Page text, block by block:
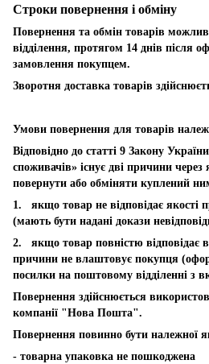
Строки повернення і обміну
Повернення та обмін товарів
відділення, протягом 14 днів після
замовлення покупцем.
Зворотня доставка товарів
Умови повернення для товарів
Відповідно до статті 9 Закону
споживачів» існує дві причини
повернути або обміняти куплений
1. якщо товар не відповідає якості
(мають бути надані докази
2. якщо товар повністю відповідає
причини не влаштовує покупця
посилки на поштовому відділенні з
Повернення здійснюється
компанії "Нова Пошта".
Повернення повинно бути належної
- товарна упаковка не пошкоджена